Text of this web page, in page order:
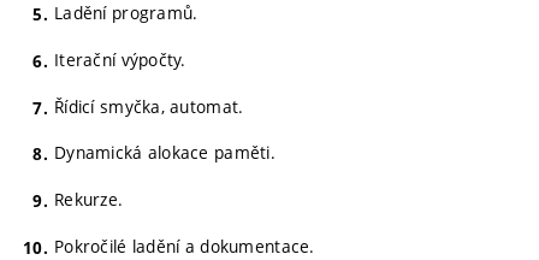
Ladění programů.
Iterační výpočty.
Řídicí smyčka, automat.
Dynamická alokace paměti.
Rekurze.
Pokročilé ladění a dokumentace.